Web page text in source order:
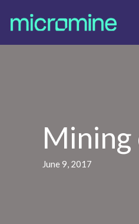
June 9, 2017